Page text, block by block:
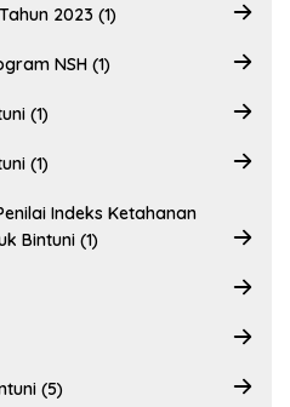
2023 (1)
NSH (1)
(1)
(1)
Indeks Ketahanan
Bintuni (1)
(5)